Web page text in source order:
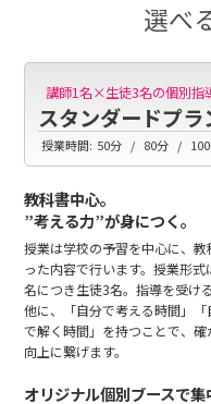
選べ
講師1名×生徒3名の個別指
スタンダードプラ
授業時間: 50分 80分
教科書中心。
”考える力”が身につく。
授業は学校の予習を中心に、教
った内容で行います。授業形式
名につき生徒3名。指導を受け
他に、「自分で考える時間」「
で解く時間」を持つことで、確
向上に繋げます。
オリジナル個別ブースで集